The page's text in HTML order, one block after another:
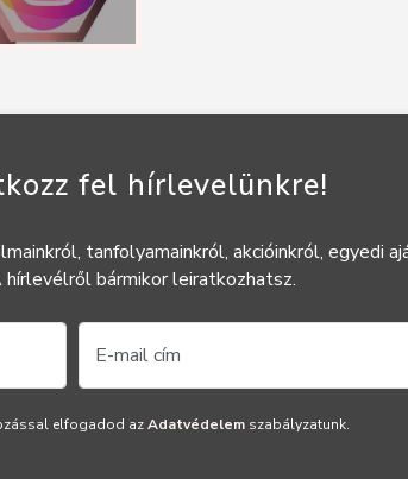
fel hírlevelünkre!
tanfolyamainkról, akcióinkról, egyedi
hírlevélről bármikor leiratkozhatsz.
elfogadod azAdatvédelemszabályzatunk.